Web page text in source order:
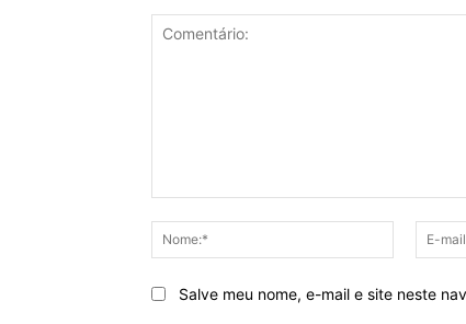
Nome:*
Salve meu nome, e-mail e site neste